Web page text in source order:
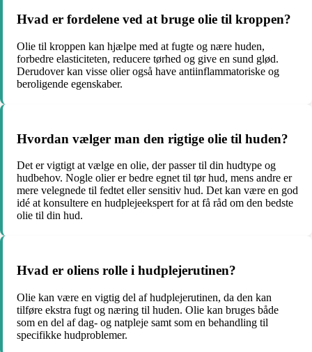
Hvad er fordelene ved at bruge olie til kroppen?
Olie til kroppen kan hjælpe med at fugte og nære huden,
forbedre elasticiteten, reducere tørhed og give en sund glød.
Derudover kan visse olier også have antiinflammatoriske og
beroligende egenskaber.
Hvordan vælger man den rigtige olie til huden?
Det er vigtigt at vælge en olie, der passer til din hudtype og
hudbehov. Nogle olier er bedre egnet til tør hud, mens andre er
mere velegnede til fedtet eller sensitiv hud. Det kan være en god
idé at konsultere en hudplejeekspert for at få råd om den bedste
olie til din hud.
Hvad er oliens rolle i hudplejerutinen?
Olie kan være en vigtig del af hudplejerutinen, da den kan
tilføre ekstra fugt og næring til huden. Olie kan bruges både
som en del af dag- og natpleje samt som en behandling til
specifikke hudproblemer.